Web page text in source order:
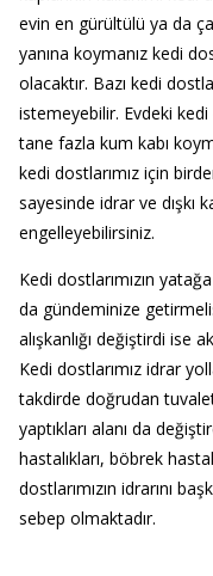
evin en gürültülü ya da
yanına koymanız kedi
olacaktır. Bazı kedi
istemeyebilir. Evdeki
tane fazla kum kabı
kedi dostlarımız için
sayesinde idrar ve dışkı
engelleyebilirsiniz.
Kedi dostlarımızın
da gündeminize
alışkanlığı değiştirdi ise
Kedi dostlarımız idrar
takdirde doğrudan
yaptıkları alanı da
hastalıkları, böbrek
dostlarımızın idrarını
sebep olmaktadır.